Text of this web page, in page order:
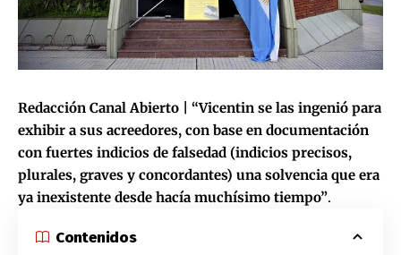
Redacción Canal Abierto |
“Vicentin se las ingenió para
exhibir a sus acreedores, con base en documentación
con fuertes indicios de falsedad (indicios precisos,
plurales, graves y concordantes) una solvencia que era
ya inexistente desde hacía muchísimo tiempo”.
Contenidos